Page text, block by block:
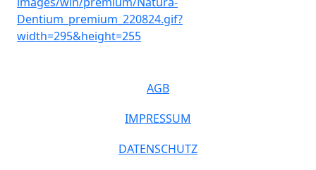
AGB
IMPRESSUM
DATENSCHUTZ